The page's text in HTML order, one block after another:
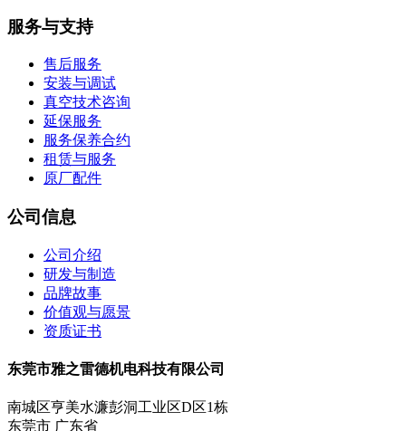
服务与支持
售后服务
安装与调试
真空技术咨询
延保服务
服务保养合约
租赁与服务
原厂配件
公司信息
公司介绍
研发与制造
品牌故事
价值观与愿景
资质证书
东莞市雅之雷德机电科技有限公司
南城区亨美水濂彭洞工业区D区1栋
东莞市 广东省